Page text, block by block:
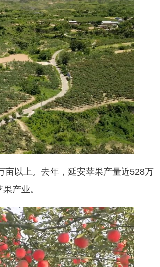
以上。去年，延安苹果产量近528万
产业。